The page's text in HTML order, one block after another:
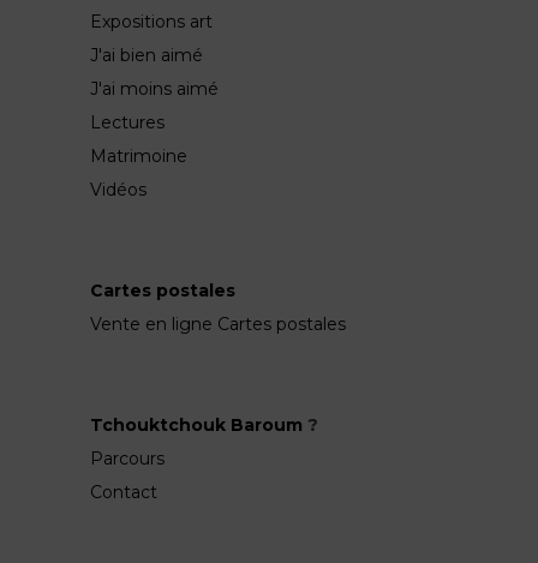
Expositions art
J'ai bien aimé
J'ai moins aimé
Lectures
Matrimoine
Vidéos
Cartes postales
Vente en ligne Cartes postales
Tchouktchouk Baroum ?
Parcours
Contact